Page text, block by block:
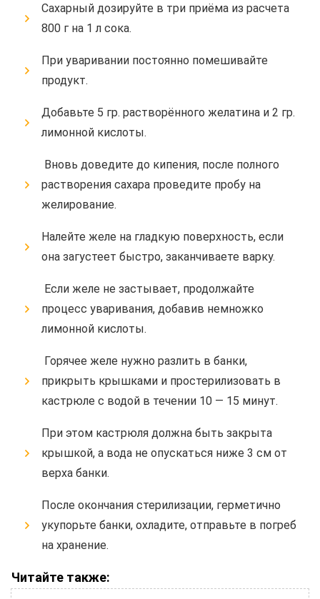
Сахарный дозируйте в три приёма из расчета
800 г на 1 л сока.
При уваривании постоянно помешивайте
продукт.
Добавьте 5 гр. растворённого желатина и 2 гр.
лимонной кислоты.
Вновь доведите до кипения, после полного
растворения сахара проведите пробу на
желирование.
Налейте желе на гладкую поверхность, если
она загустеет быстро, заканчиваете варку.
Если желе не застывает, продолжайте
процесс уваривания, добавив немножко
лимонной кислоты.
Горячее желе нужно разлить в банки,
прикрыть крышками и простерилизовать в
кастрюле с водой в течении 10 — 15 минут.
При этом кастрюля должна быть закрыта
крышкой, а вода не опускаться ниже 3 см от
верха банки.
После окончания стерилизации, герметично
укупорьте банки, охладите, отправьте в погреб
на хранение.
Читайте также: